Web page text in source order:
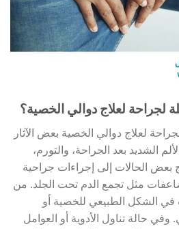
لجراحة لعلاج دوالي الخصية؟
لعلاج دوالي الخصية بعض الآثار
الشديد بعد الجراحة، والتورم،
بعض الحالات إلى إجراءات جراحية
مثل تجمع الدم تحت الجلد. من
في الشكل الطبيعي للخصية أو
حالة تناول الأدوية أو العوامل